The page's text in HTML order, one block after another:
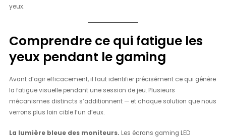
yeux.
Comprendre ce qui fatigue les
yeux pendant le gaming
Avant d’agir efficacement, il faut identifier précisément ce qui génère
la fatigue visuelle pendant une session de jeu. Plusieurs
mécanismes distincts s’additionnent — et chaque solution que nous
verrons plus loin cible l’un d’eux.
La lumière bleue des moniteurs. Les écrans gaming LED